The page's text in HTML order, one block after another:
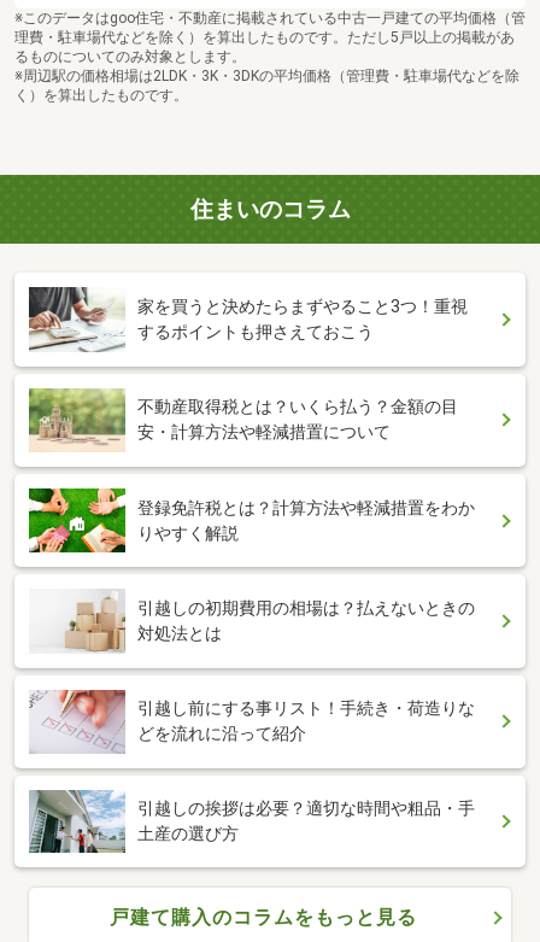
※このデータはgoo住宅・不動産に掲載されている中古一戸建ての平均価格（管
理費・駐車場代などを除く）を算出したものです。ただし5戸以上の掲載があ
るものについてのみ対象とします。
※周辺駅の価格相場は2LDK・3K・3DKの平均価格（管理費・駐車場代などを除
く）を算出したものです。
住まいのコラム
家を買うと決めたらまずやること3つ！重視
するポイントも押さえておこう
不動産取得税とは？いくら払う？金額の目
安・計算方法や軽減措置について
登録免許税とは？計算方法や軽減措置をわか
りやすく解説
引越しの初期費用の相場は？払えないときの
対処法とは
引越し前にする事リスト！手続き・荷造りな
どを流れに沿って紹介
引越しの挨拶は必要？適切な時間や粗品・手
土産の選び方
戸建て購入のコラムをもっと見る